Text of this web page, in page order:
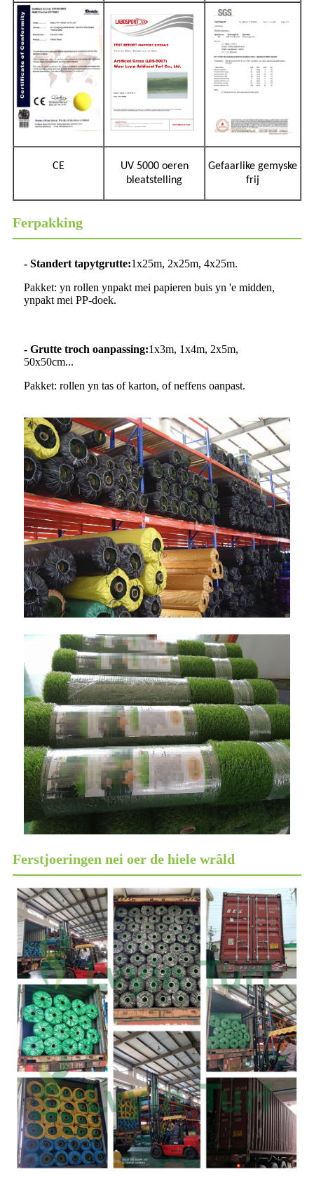
CE
UV 5000 oeren
bleatstelling
Gefaarlike gemyske
frij
Ferpakking
- Standert tapytgrutte:1x25m, 2x25m, 4x25m.
Pakket: yn rollen ynpakt mei papieren buis yn 'e midden,
ynpakt mei PP-doek.
- Grutte troch oanpassing:1x3m, 1x4m, 2x5m,
50x50cm...
Pakket: rollen yn tas of karton, of neffens oanpast.
Ferstjoeringen nei oer de hiele wrâld